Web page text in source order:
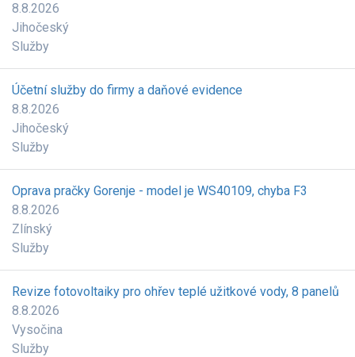
8.8.2026
Jihočeský
Služby
Účetní služby do firmy a daňové evidence
8.8.2026
Jihočeský
Služby
Oprava pračky Gorenje - model je WS40109, chyba F3
8.8.2026
Zlínský
Služby
Revize fotovoltaiky pro ohřev teplé užitkové vody, 8 panelů
8.8.2026
Vysočina
Služby